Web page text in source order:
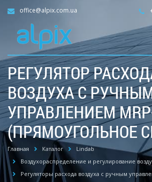
office@alpix.com.ua
РЕГУЛЯТОР
ВОЗДУХА С
УПРАВЛЕНИЕМ
(ПРЯМОУГОЛЬНОЕ
Главная Каталог
Lindab
Воздухораспределение и регулирование
Регуляторы расхода воздуха с ручным